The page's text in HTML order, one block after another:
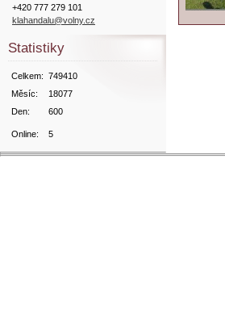
+420 777 279 101
klahandalu@volny.cz
Statistiky
Online: 5
Celkem: 749410
Měsíc:
18077
Den:
600